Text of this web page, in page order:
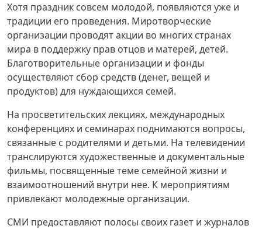
Хотя праздник совсем молодой, появляются уже и
традиции его проведения. Миротворческие
организации проводят акции во многих странах
мира в поддержку прав отцов и матерей, детей.
Благотворительные организации и фонды
осуществляют сбор средств (денег, вещей и
продуктов) для нуждающихся семей.
На просветительских лекциях, международных
конференциях и семинарах поднимаются вопросы,
связанные с родителями и детьми. На телевидении
транслируются художественные и документальные
фильмы, посвященные теме семейной жизни и
взаимоотношений внутри нее. К мероприятиям
привлекают молодежные организации.
СМИ предоставляют полосы своих газет и журналов